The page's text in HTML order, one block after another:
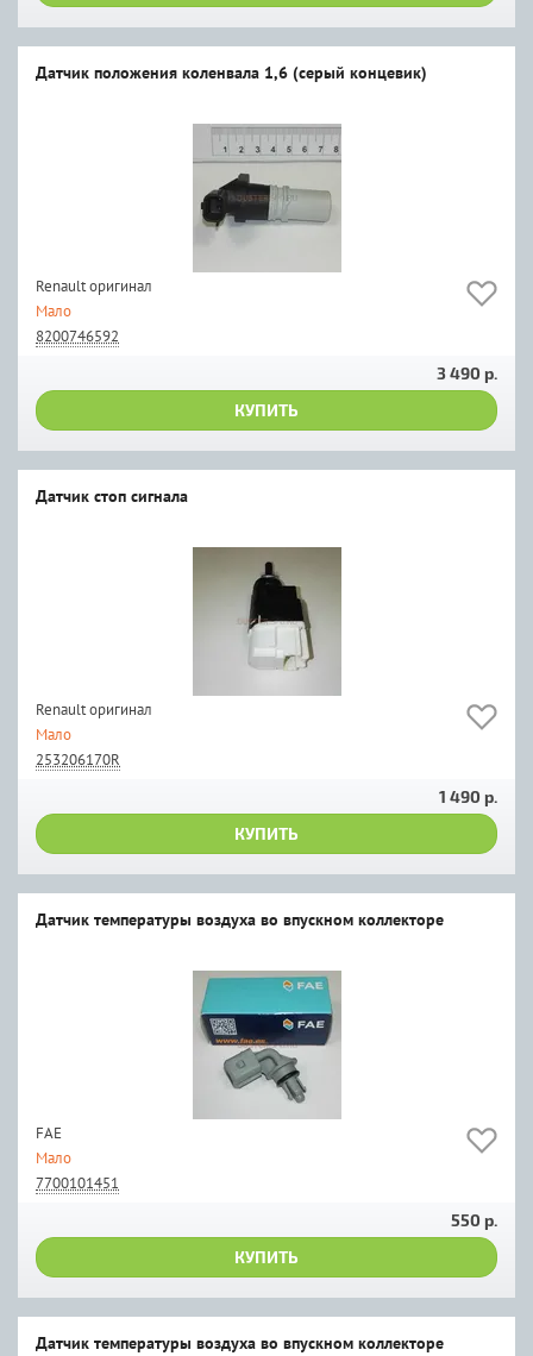
Датчик положения коленвала 1,6 (серый концевик)
Renault оригинал
Мало
8200746592
3 490 р.
КУПИТЬ
Датчик стоп сигнала
Renault оригинал
Мало
253206170R
1 490 р.
КУПИТЬ
Датчик температуры воздуха во впускном коллекторе
FAE
Мало
7700101451
550 р.
КУПИТЬ
Датчик температуры воздуха во впускном коллекторе